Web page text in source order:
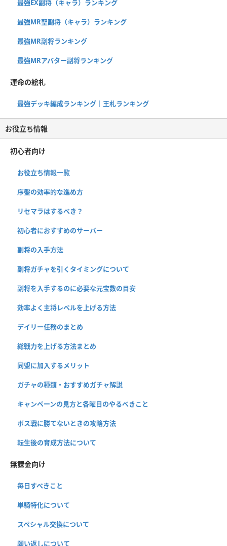
最強EX副将（キャラ）ランキング
最強MR聖副将（キャラ）ランキング
最強MR副将ランキング
最強MRアバター副将ランキング
運命の絵札
最強デッキ編成ランキング｜王札ランキング
お役立ち情報
初心者向け
お役立ち情報一覧
序盤の効率的な進め方
リセマラはするべき？
初心者におすすめのサーバー
副将の入手方法
副将ガチャを引くタイミングについて
副将を入手するのに必要な元宝数の目安
効率よく主将レベルを上げる方法
デイリー任務のまとめ
総戦力を上げる方法まとめ
同盟に加入するメリット
ガチャの種類・おすすめガチャ解説
キャンペーンの見方と各曜日のやるべきこと
ボス戦に勝てないときの攻略方法
転生後の育成方法について
無課金向け
毎日すべきこと
単騎特化について
スペシャル交換について
願い返しについて